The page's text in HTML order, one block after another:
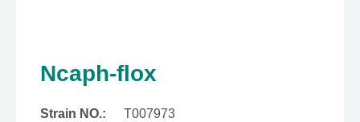
Ncaph-flox
Strain NO.: T007973